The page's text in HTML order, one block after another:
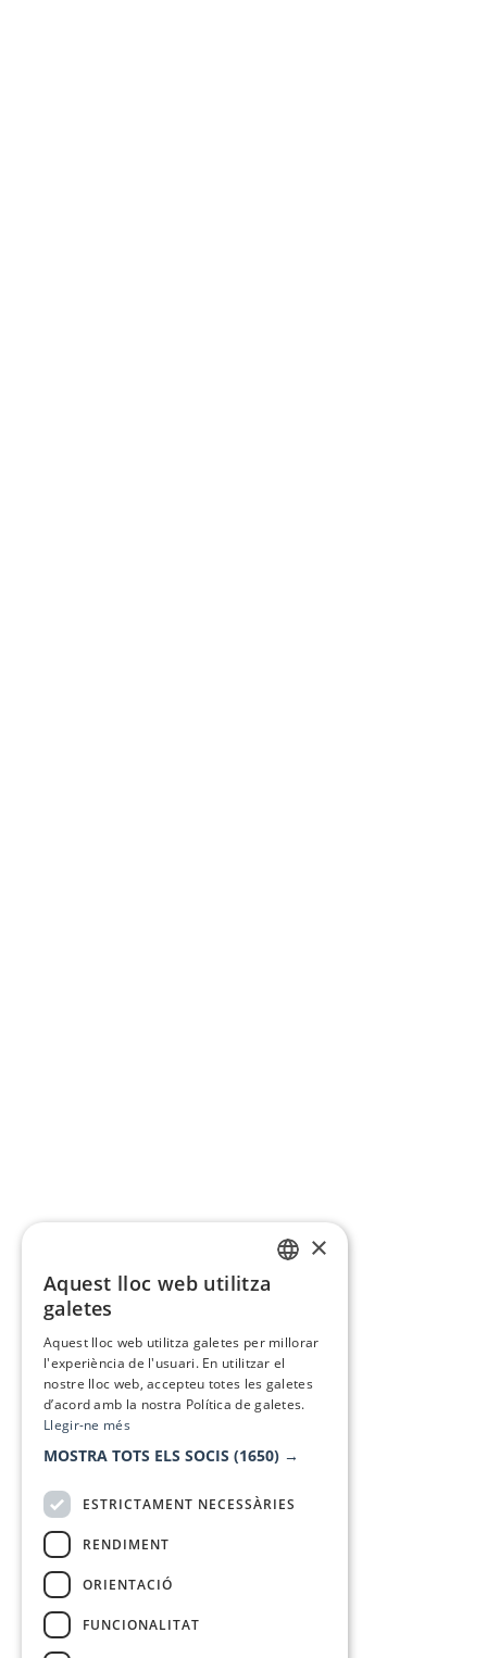
×
Aquest lloc web utilitza
galetes
Aquest lloc web utilitza galetes per millorar
l'experiència de l'usuari. En utilitzar el
nostre lloc web, accepteu totes les galetes
d’acord amb la nostra Política de galetes.
Llegir-ne més
MOSTRA TOTS ELS SOCIS (1650) →
ESTRICTAMENT NECESSÀRIES
RENDIMENT
ORIENTACIÓ
FUNCIONALITAT